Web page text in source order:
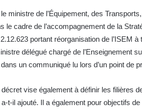
ministre de l’Équipement, des
le cadre de l’accompagnement de la
portant réorganisation de l’ISEM
délégué chargé de l’Enseignement
un communiqué lu lors d’un point de
vise également à définir les filières
a-t-il ajouté. Il a également pour objectifs